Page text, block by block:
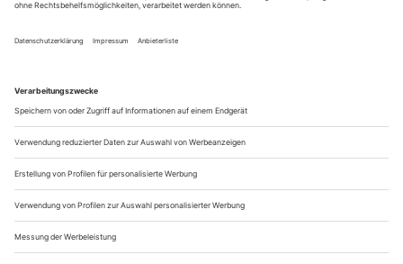
Sie begann als Pamina und feiert jetzt Triumphe als Elektra in Zürich
die ganze Karriereleiter vom lyrischen bis zum hochdramatischen
Sopran durchlaufen. Nun stellt sich die Dänin der vielleicht größten
Herausforderung: An Berlins Deutscher Oper debütiert sie als
Färberin in Strauss’ «Frau ohne Schatten».
Premiere der Neuinszenierung von Kirsten Harms ist am 27.
September.
Frau Johansson, die «Frau ohne Schatten» berührt ein Thema,